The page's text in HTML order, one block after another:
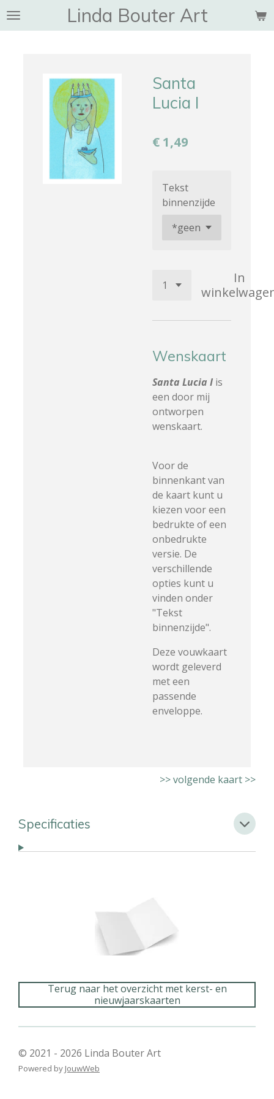
Ga
Linda Bouter Art
Santa
Lucia I
€ 1,49
Tekst
binnenzijde
In
Wenskaart
Santa Lucia I is
een door mij
ontworpen
wenskaart.
Voor de
binnenkant van
de kaart kunt u
kiezen voor een
bedrukte of een
onbedrukte
versie. De
verschillende
opties kunt u
vinden onder
"Tekst
binnenzijde".
Deze vouwkaart
wordt geleverd
met een
passende
enveloppe.
>> volgende kaart >>
Specificaties
Terug naar het overzicht met kerst- en
nieuwjaarskaarten
© 2021 - 2026 Linda Bouter Art
Powered by JouwWeb